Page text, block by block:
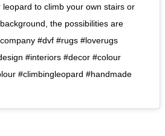
to climb your own stairs or
the possibilities are
#dvf #rugs #loverugs
#interiors #decor #colour
#climbingleopard #handmade